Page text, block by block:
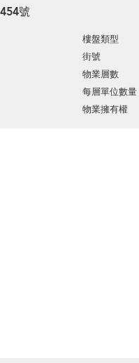
號
樓盤類型
街號
物業層數
每層單位數量
物業擁有權